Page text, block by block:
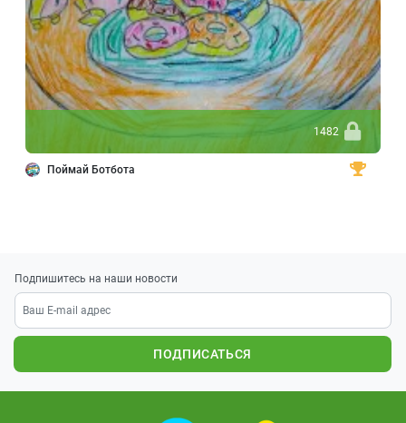
1482
Поймай Ботбота
Подпишитесь на наши новости
ПОДПИСАТЬСЯ